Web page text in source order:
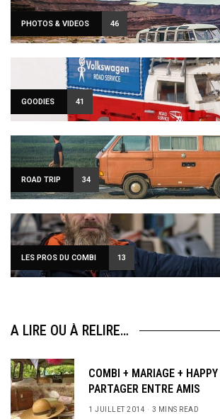
PHOTOS & VIDEOS 46
GOODIES 41
ROAD TRIP 34
LES PROS DU COMBI 13
A LIRE OU À RELIRE…
COMBI + MARIAGE +
PARTAGER ENTRE AMIS
1 JUILLET 2014 3 MINS READ